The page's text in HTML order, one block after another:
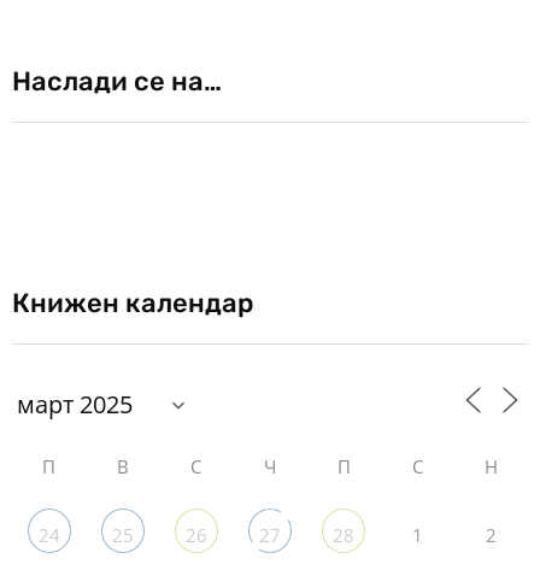
Наслади се на…
Книжен календар
П В С Ч П С Н
24 25 26 27 28 1 2